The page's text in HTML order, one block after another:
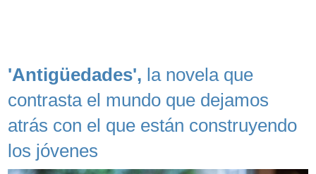
'Antigüedades', la novela que
contrasta el mundo que dejamos
atrás con el que están construyendo
los jóvenes